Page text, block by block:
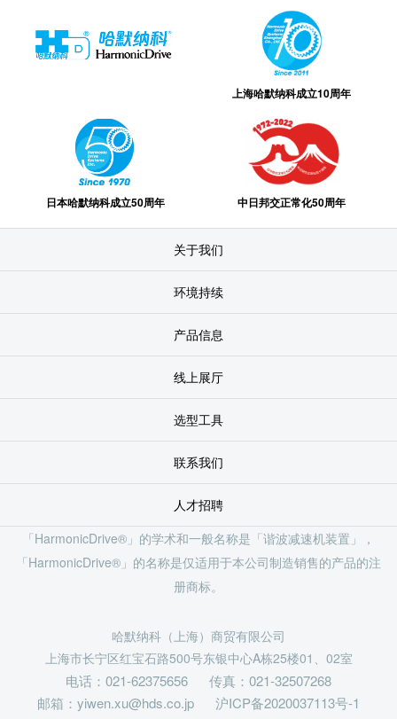
上海哈默纳科成立10周年
日本哈默纳科成立50周年 中日邦交正常化50周年
关于我们
环境持续
产品信息
线上展厅
选型工具
联系我们
人才招聘
「HarmonicDrive®」的学术和一般名称是「谐波减速机装置」，
「HarmonicDrive®」的名称是仅适用于本公司制造销售的产品的注
册商标。
哈默纳科（上海）商贸有限公司
上海市长宁区红宝石路500号东银中心A栋25楼01、02室
电话：021-62375656
传真：021-32507268
邮箱：yiwen.xu@hds.co.jp
沪ICP备2020037113号-1